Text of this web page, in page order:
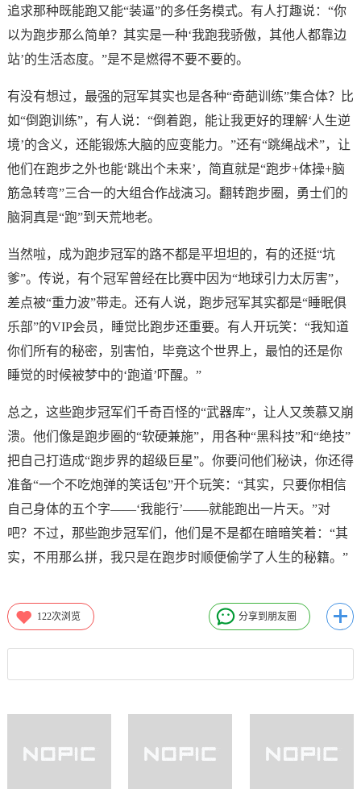
追求那种既能跑又能“装逼”的多任务模式。有人打趣说：“你
以为跑步那么简单？其实是一种‘我跑我骄傲，其他人都靠边
站’的生活态度。”是不是燃得不要不要的。
有没有想过，最强的冠军其实也是各种“奇葩训练”集合体？比
如“倒跑训练”，有人说：“倒着跑，能让我更好的理解‘人生逆
境’的含义，还能锻炼大脑的应变能力。”还有“跳绳战术”，让
他们在跑步之外也能‘跳出个未来’，简直就是“跑步+体操+脑
筋急转弯”三合一的大组合作战演习。翻转跑步圈，勇士们的
脑洞真是“跑”到天荒地老。
当然啦，成为跑步冠军的路不都是平坦坦的，有的还挺“坑
爹”。传说，有个冠军曾经在比赛中因为“地球引力太厉害”，
差点被“重力波”带走。还有人说，跑步冠军其实都是“睡眠俱
乐部”的VIP会员，睡觉比跑步还重要。有人开玩笑：“我知道
你们所有的秘密，别害怕，毕竟这个世界上，最怕的还是你
睡觉的时候被梦中的‘跑道’吓醒。”
总之，这些跑步冠军们千奇百怪的“武器库”，让人又羡慕又崩
溃。他们像是跑步圈的“软硬兼施”，用各种“黑科技”和“绝技”
把自己打造成“跑步界的超级巨星”。你要问他们秘诀，你还得
准备“一个不吃炮弹的笑话包”开个玩笑：“其实，只要你相信
自己身体的五个字——‘我能行’——就能跑出一片天。”对
吧？不过，那些跑步冠军们，他们是不是都在暗暗笑着：“其
实，不用那么拼，我只是在跑步时顺便偷学了人生的秘籍。”
122次浏览 分享到朋友圈